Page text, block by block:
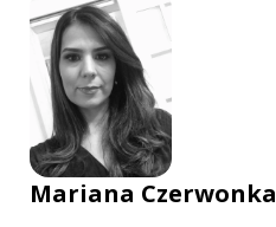
Mariana Czerwonka